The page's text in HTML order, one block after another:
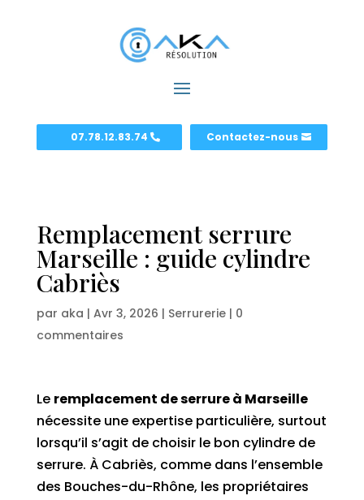
07.78.12.83.74 Contactez-nous
Remplacement serrure
Marseille : guide cylindre
Cabriès
par aka | Avr 3, 2026 | Serrurerie| 0
commentaires
Le remplacement de serrure à Marseille
nécessite une expertise particulière, surtout
lorsqu’il s’agit de choisir le bon cylindre de
serrure. À Cabriès, comme dans l’ensemble
des Bouches-du-Rhône, les propriétaires